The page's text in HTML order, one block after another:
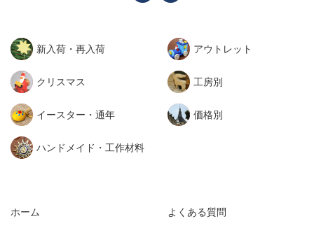
新入荷・再入荷
クリスマス
イースター・通年
ハンドメイド・工作材料
アウトレット
工房別
価格別
ホーム よくある質問